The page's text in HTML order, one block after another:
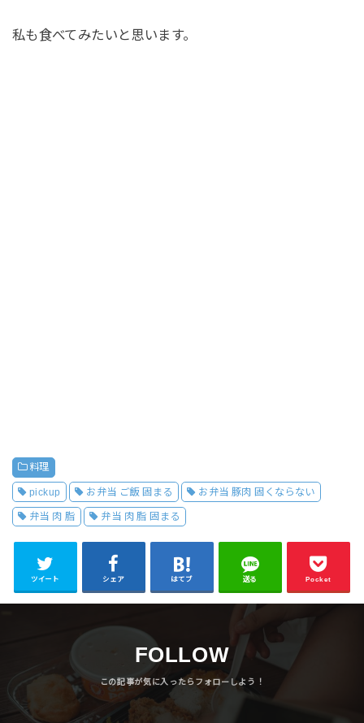
私も食べてみたいと思います。
料理
pickup お弁当 ご飯 固まる お弁当 豚肉 固くならない
弁当 肉 脂 弁当 肉 脂 固まる
ツイート シェア はてブ 送る Pocket
FOLLOW